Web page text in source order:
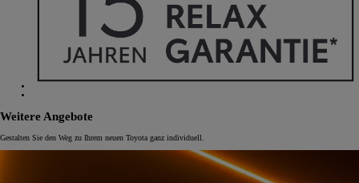
Weitere Angebote
Gestalten Sie den Weg zu Ihrem neuen Toyota ganz individuell.